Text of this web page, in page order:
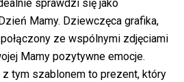
sprawdzi się jako
Mamy. Dziewczęca grafika,
połączony ze wspólnymi zdjęciami
Mamy pozytywne emocje.
tym szablonem to prezent, który